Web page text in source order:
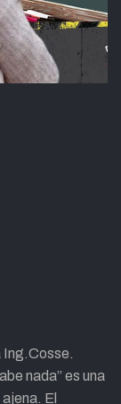
Ing.Cosse.
nada” es una
El